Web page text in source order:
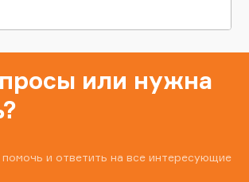
или нужна
и ответить на все интересующие